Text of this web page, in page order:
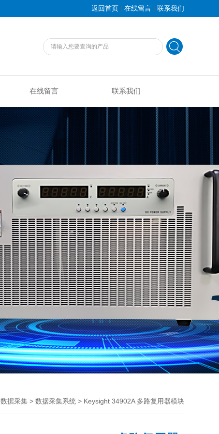
返回首页 | 在线留言 | 联系我们
在线留言 联系我们
数据采集 > 数据采集系统 > Keysight 34902A 多路复用器模块